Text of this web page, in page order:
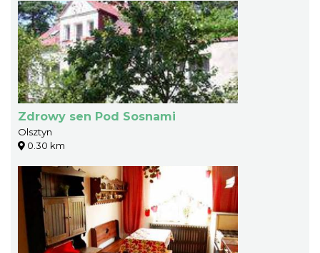
Zdrowy sen Pod Sosnami
Olsztyn
0.30 km